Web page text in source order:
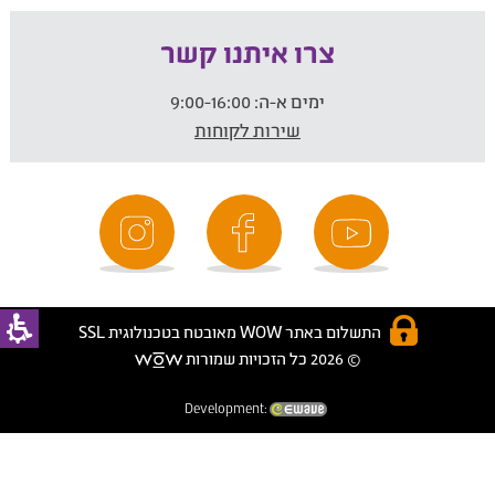
צרו איתנו קשר
ימים א-ה:
שירות לקוחות
התשלום באתר WOW מאובטח בטכנולוגית SSL
© 2026 כל הזכויות שמורות
Development: